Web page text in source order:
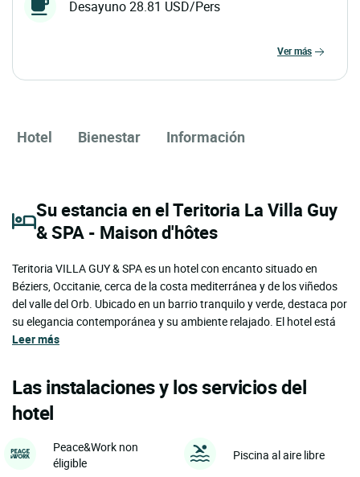
Desayuno 28.81 USD/Pers
ver más
Hotel Bienestar Información
Su estancia en el Teritoria La Villa Guy
& SPA - Maison d'hôtes
Teritoria VILLA GUY & SPA es un hotel con encanto situado en
Béziers, Occitanie, cerca de la costa mediterránea y de los viñedos
del valle del Orb. Ubicado en un barrio tranquilo y verde, destaca por
su elegancia contemporánea y su ambiente relajado. El hotel está
Leer más
Las instalaciones y los servicios del
hotel
Peace&Work non
éligible
Piscina al aire libre